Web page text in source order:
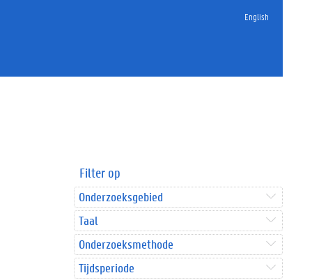
English
Filter op
Onderzoeksgebied
Taal
Onderzoeksmethode
Tijdsperiode